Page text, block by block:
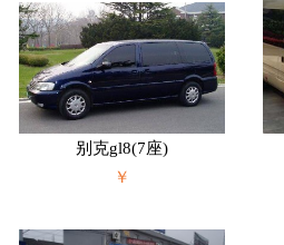
别克gl8(7座)
￥